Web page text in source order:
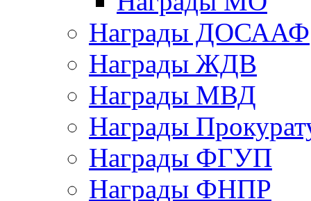
Награды ДОСААФ
Награды ЖДВ
Награды МВД
Награды
Награды ФГУП
Награды ФНПР